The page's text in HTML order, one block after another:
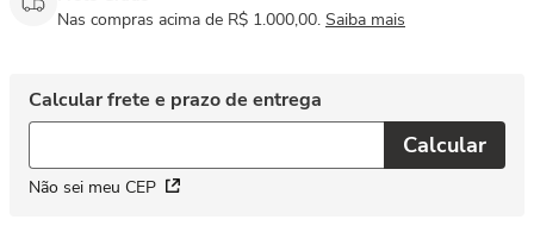
Nas compras acima de R$ 1.000,00. Saiba mais
Não sei meu CEP